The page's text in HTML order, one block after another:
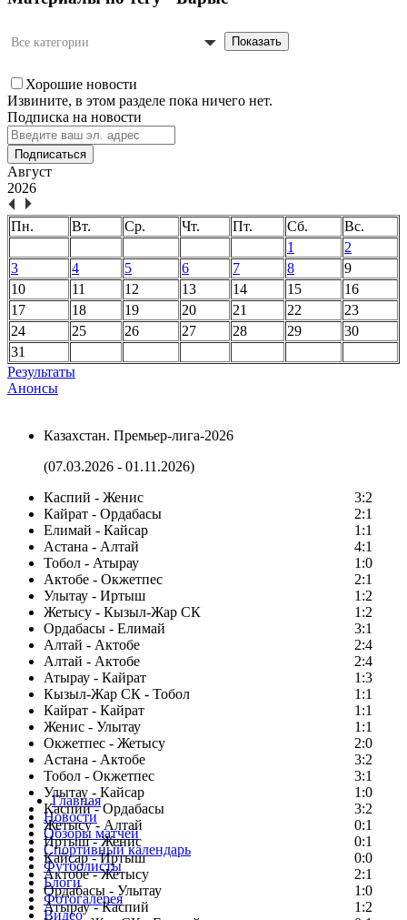
Все категории Показать
Хорошие новости
Извините, в этом разделе пока ничего нет.
Подписка на новости
Подписаться
Август
2026
Пн. Вт. Ср. Чт. Пт. Сб.
Вс.
1
2
3
4 5 6 7 8
9
10
11 12 13 14 15
16
17
18 19 20 21 22
23
24
25 26 27 28 29
30
31
Результаты
Анонсы
Казахстан. Премьер-лига-2026
(07.03.2026 - 01.11.2026)
Каспий - Женис
3:2
Кайрат - Ордабасы
2:1
Елимай - Кайсар
1:1
Астана - Алтай
4:1
Тобол - Атырау
1:0
Актобе - Окжетпес
2:1
Улытау - Иртыш
1:2
Жетысу - Кызыл-Жар СК
1:2
Ордабасы - Елимай
3:1
Алтай - Актобе
2:4
Алтай - Актобе
2:4
Атырау - Кайрат
1:3
Кызыл-Жар СК - Тобол
1:1
Кайрат - Кайрат
1:1
Женис - Улытау
1:1
Окжетпес - Жетысу
2:0
Астана - Актобе
3:2
Тобол - Окжетпес
3:1
Улытау - Кайсар
1:0
Каспий - Ордабасы
3:2
Жетысу - Алтай
0:1
Иртыш - Женис
0:1
Кайсар - Иртыш
0:0
Актобе - Жетысу
2:1
Ордабасы - Улытау
1:0
Атырау - Каспий
1:2
Главная
Новости
Обзоры матчей
Спортивный календарь
Футболисты
Блоги
Фотогалерея
Видео